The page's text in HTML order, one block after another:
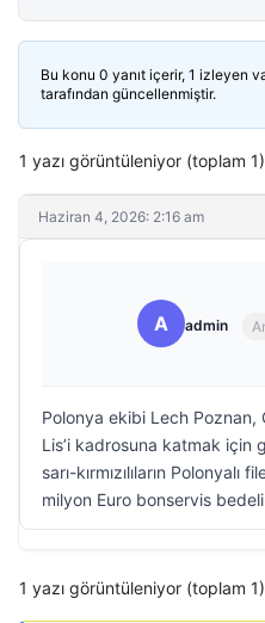
Bu konu 0 yanıt içerir, 1 izleyen
tarafından güncellenmiştir.
1 yazı görüntüleniyor (toplam 1)
Haziran 4, 2026: 2:16 am
A admin
Polonya ekibi Lech Poznan,
Lis’i kadrosuna katmak için
sarı-kırmızılıların
milyon Euro bonservis
1 yazı görüntüleniyor (toplam 1)